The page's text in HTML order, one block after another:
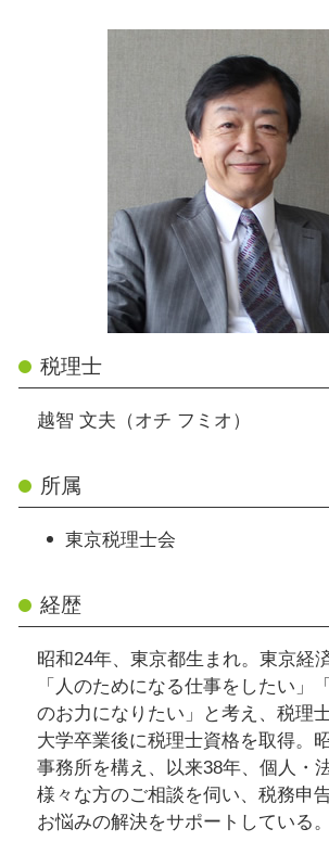
税理士
越智 文夫（オチ フミオ）
所属
東京税理士会
経歴
昭和24年、東京都生まれ。東京経
「人のためになる仕事をしたい」
のお力になりたい」と考え、税理士
大学卒業後に税理士資格を取得。
事務所を構え、以来38年、個人・
様々な方のご相談を伺い、税務申
お悩みの解決をサポートしている。